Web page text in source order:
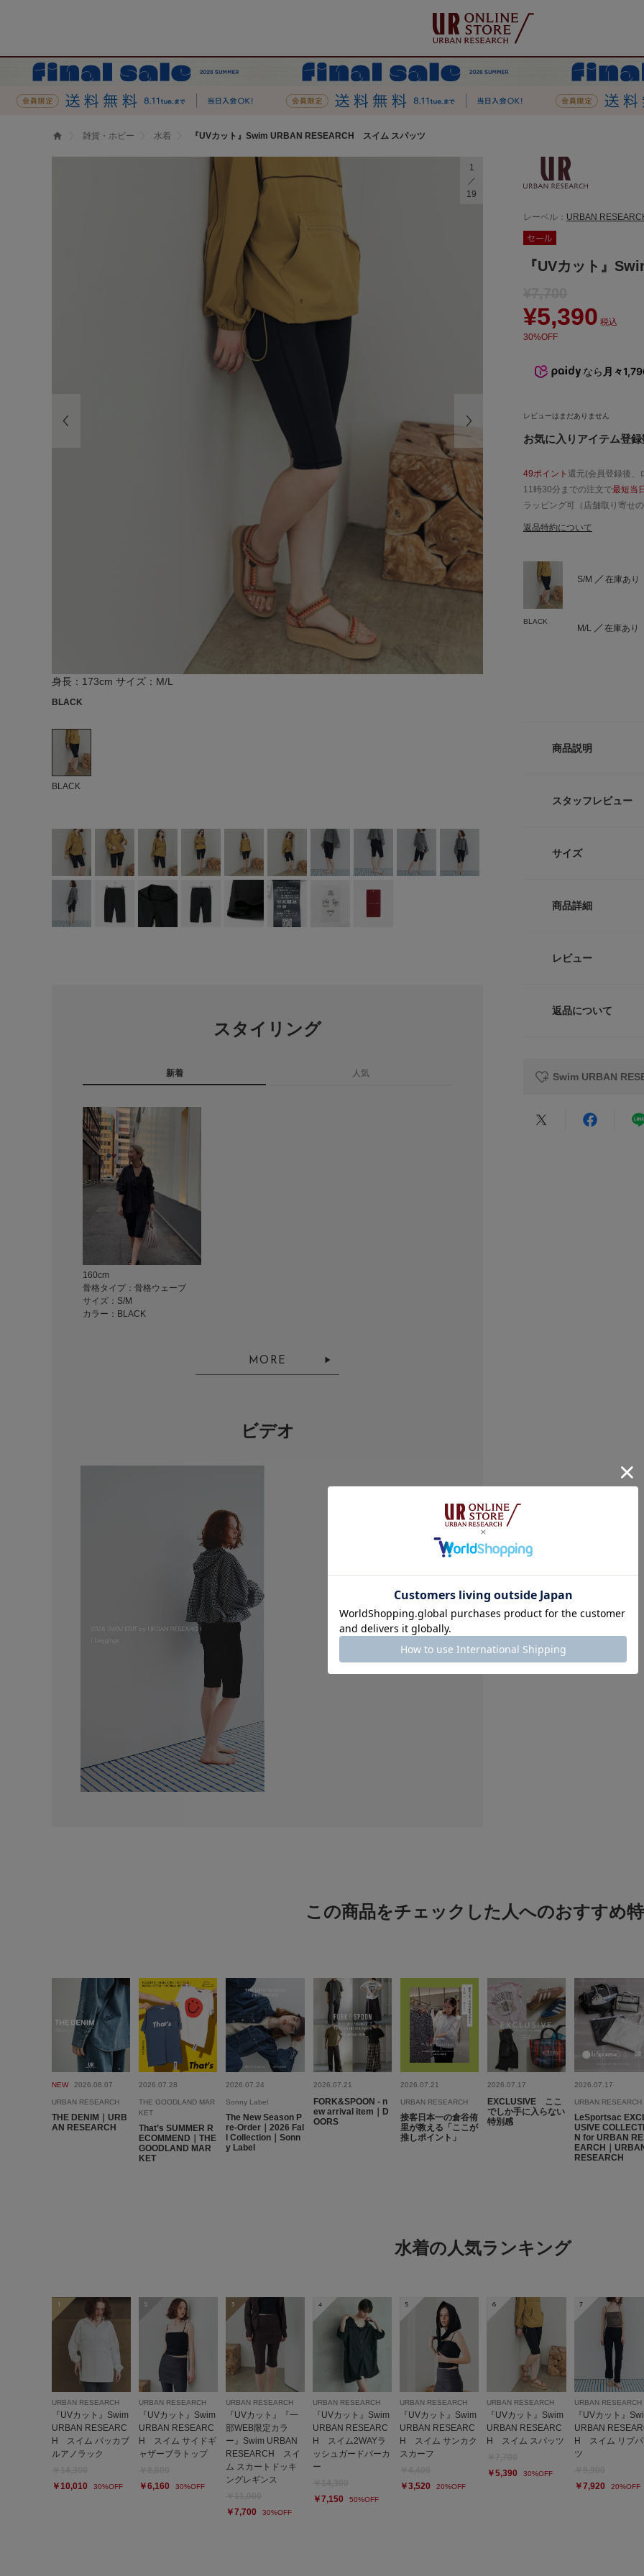
雑貨・ホビー 水着 『UVカット』Swim URBAN RESEARCH スイム スパッツ
身長：173cm サイズ：M/L
BLACK
1
19
BLACK
スタイリング
新着 人気
160cm
骨格タイプ：骨格ウェーブ
サイズ：S/M
カラー：BLACK
MORE
ビデオ
レーベル： URBAN
『UVカット』
¥5,390 税込
30%OFF
なら 月々
レビューはまだありません
お気に入りアイテム登録
49ポイント 還元(会員登録後、
11時30分までの注文で最短当
ラッピング可（店舗取り寄せ
返品特約について
BLACK
S/M 在庫あり
M/L 在庫あり
商品説明
「Swim URBAN
叶えるデザインは
様。
日差しから肌を徹
ます。
※プールのすべり
スタッフレビュー
サイズ
M/L
トルソーボディーサイ
商品詳細
レビュー
返品について
Swim URBAN
この商品をチェックした人へのおすすめ
NEW 2026.08.07
URBAN RESEARCH
THE DENIM｜URB
AN RESEARCH
2026.07.28
THE GOODLAND MAR
KET
That’s SUMMER R
ECOMMEND｜THE
GOODLAND MAR
KET
2026.07.24
Sonny Label
The New Season P
re-Order｜2026 Fal
l Collection｜Sonn
y Label
2026.07.21
FORK&SPOON - n
ew arrival item｜D
OORS
2026.07.21
URBAN RESEARCH
接客日本一の倉谷侑
里が教える「ここが
推しポイント」
2026.07.17
EXCLUSIVE ここ
でしか手に入らない
特別感
2026.07.17
URBAN RESEARCH
LeSportsac
USIVE
N for URBAN
EARCH｜
RESEARCH
水着の人気ランキング
1
URBAN RESEARCH
『UVカット』Swim
URBAN RESEARC
H スイム パッカブ
ルアノラック
￥10,010
30%OFF
2
URBAN RESEARCH
『UVカット』Swim
URBAN RESEARC
H スイム サイドギ
ャザーブラトップ
￥6,160
30%OFF
3
URBAN RESEARCH
『UVカット』『一
部WEB限定カラ
ー』Swim URBAN
RESEARCH スイ
ム スカートドッキ
ングレギンス
￥7,700
30%OFF
4
URBAN RESEARCH
『UVカット』Swim
URBAN RESEARC
H スイム2WAYラ
ッシュガードパーカ
ー
￥7,150
50%OFF
5
URBAN RESEARCH
『UVカット』Swim
URBAN RESEARC
H スイム サンカク
スカーフ
￥3,520
20%OFF
6
URBAN RESEARCH
『UVカット』Swim
URBAN RESEARC
H スイム スパッツ
￥5,390
30%OFF
7
URBAN RESEARCH
『UVカット』
URBAN
H スイム リブパ
ツ
￥7,920
20%OFF